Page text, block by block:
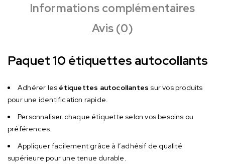
Informations complémentaires
Avis (0)
Paquet 10 étiquettes autocollants
Adhérer les étiquettes autocollantes sur vos produits
pour une identification rapide.
Personnaliser chaque étiquette selon vos besoins ou
préférences.
Appliquer facilement grâce à l’adhésif de qualité
supérieure pour une tenue durable.